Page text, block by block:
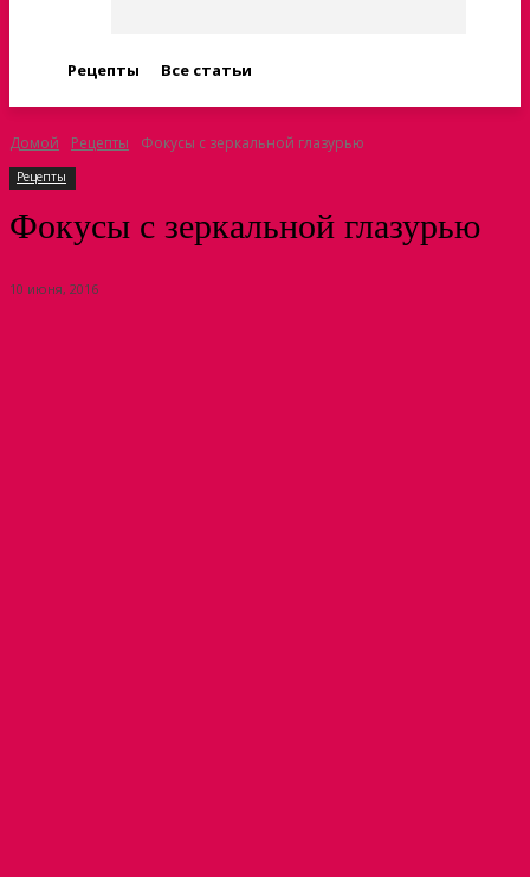
Рецепты Все статьи
Домой Рецепты Фокусы с зеркальной глазурью
Рецепты
Фокусы с зеркальной глазурью
10 июня, 2016